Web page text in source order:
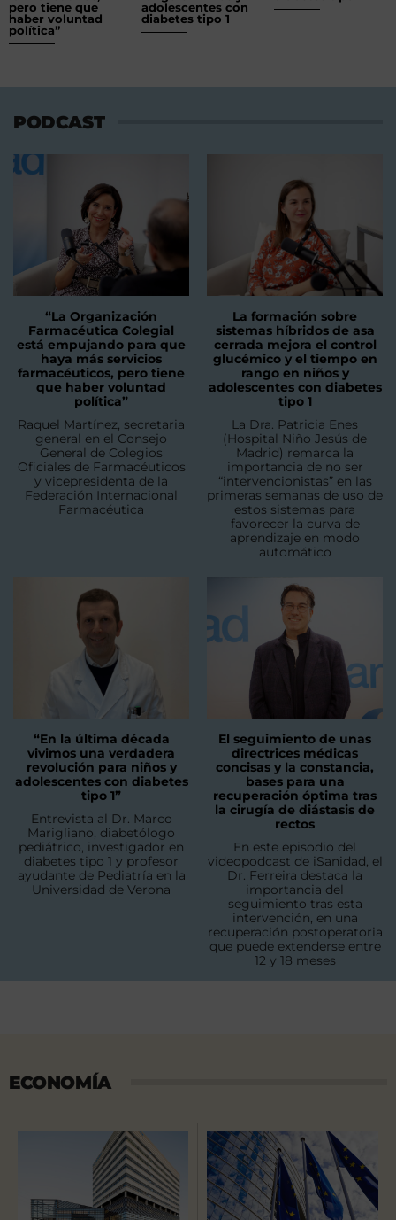
pero tiene que
haber voluntad
política”
adolescentes con
diabetes tipo 1
PODCAST
“La Organización
Farmacéutica Colegial
está empujando para que
haya más servicios
farmacéuticos, pero tiene
que haber voluntad
política”
Raquel Martínez, secretaria
general en el Consejo
General de Colegios
Oficiales de Farmacéuticos
y vicepresidenta de la
Federación Internacional
Farmacéutica
La formación sobre
sistemas híbridos de asa
cerrada mejora el control
glucémico y el tiempo en
rango en niños y
adolescentes con diabetes
tipo 1
La Dra. Patricia Enes
(Hospital Niño Jesús de
Madrid) remarca la
importancia de no ser
“intervencionistas” en las
primeras semanas de uso de
estos sistemas para
favorecer la curva de
aprendizaje en modo
automático
“En la última década
vivimos una verdadera
revolución para niños y
adolescentes con diabetes
tipo 1”
Entrevista al Dr. Marco
Marigliano, diabetólogo
pediátrico, investigador en
diabetes tipo 1 y profesor
ayudante de Pediatría en la
Universidad de Verona
El seguimiento de unas
directrices médicas
concisas y la constancia,
bases para una
recuperación óptima tras
la cirugía de diástasis de
rectos
En este episodio del
videopodcast de iSanidad, el
Dr. Ferreira destaca la
importancia del
seguimiento tras esta
intervención, en una
recuperación postoperatoria
que puede extenderse entre
12 y 18 meses
ECONOMÍA